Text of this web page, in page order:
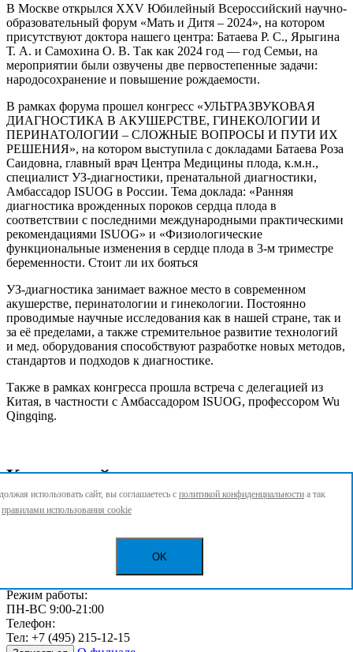
В Москве открылся XXV Юбилейный Всероссийский научно-
образовательный форум «Мать и Дитя – 2024», на котором
присутствуют доктора нашего центра: Батаева Р. С., Ярыгина
Т. А. и Самохина О. В. Так как 2024 год — год Семьи, на
мероприятии были озвучены две первостепенные задачи:
народосохранение и повышение рождаемости.
В рамках форума прошел конгресс «УЛЬТРАЗВУКОВАЯ
ДИАГНОСТИКА В АКУШЕРСТВЕ, ГИНЕКОЛОГИИ И
ПЕРИНАТОЛОГИИ – СЛОЖНЫЕ ВОПРОСЫ И ПУТИ ИХ
РЕШЕНИЯ», на котором выступила с докладами Батаева Роза
Саидовна, главный врач Центра Медицины плода, к.м.н.,
специалист УЗ-диагностики, пренатальной диагностики,
Амбассадор ISUOG в России. Тема доклада: «Ранняя
диагностика врожденных пороков сердца плода в
соответствии с последними международными практическими
рекомендациями ISUOG» и «Физиологические
функциональные изменения в сердце плода в 3-м триместре
беременности. Стоит ли их бояться
УЗ-диагностика занимает важное место в современном
акушерстве, перинатологии и гинекологии. Постоянно
проводимые научные исследования как в нашей стране, так и
за её пределами, а также стремительное развитие технологий
и мед. оборудования способствуют разработке новых методов,
стандартов и подходов к диагностике.
Также в рамках конгресса прошла встреча с делегацией из
Китая, в частности с Амбассадором ISUOG, профессором Wu
Qingqing.
Как нас найти
Центр медицины плода в Москве
Ул. Мясницкая, д. 32, стр. 1
Режим работы:
ПН-ВС 9:00-21:00
Телефон:
Тел: +7 (495) 215-12-15
использовать сайт, вы соглашаетесь с политикой конфиденциальности а так
правилами использования cookie
OK